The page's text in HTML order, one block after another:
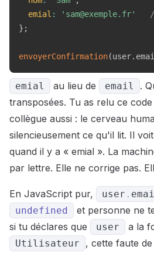
emial : 'sam@exemple.fr'
} ;
envoyerConfirmation(user.
emial au lieu de email
.
transposées. Tu as relu ce
collègue aussi : le cerveau
silencieusement ce qu'il lit. Il
quand il y a « emial ». La
par lettre. Elle ne corrige pas.
En JavaScript pur, user .
undefined
et personne ne
si tu déclares que
user a la
Utilisateur
, cette faute